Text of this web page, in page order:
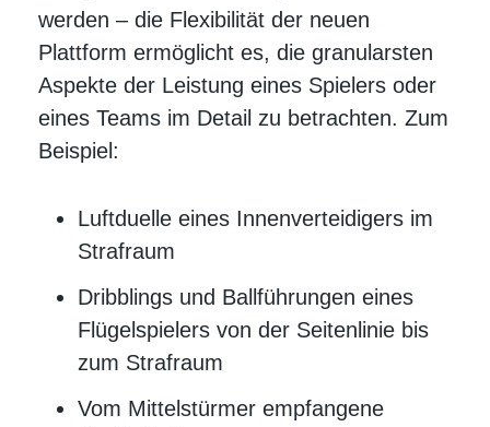
werden – die Flexibilität der neuen
Plattform ermöglicht es, die granularsten
Aspekte der Leistung eines Spielers oder
eines Teams im Detail zu betrachten. Zum
Beispiel:
Luftduelle eines Innenverteidigers im
Strafraum
Dribblings und Ballführungen eines
Flügelspielers von der Seitenlinie bis
zum Strafraum
Vom Mittelstürmer empfangene